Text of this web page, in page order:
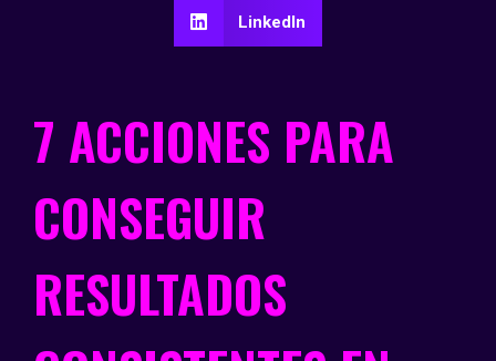
LinkedIn
7 ACCIONES PARA
CONSEGUIR
RESULTADOS